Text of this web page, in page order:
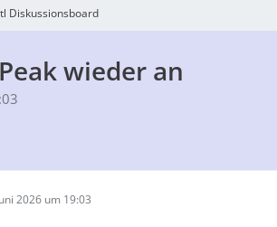
Diskussionsboard
wieder an
2026 um 19:03